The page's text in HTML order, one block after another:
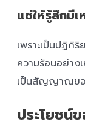
แช่ให้รู้สึกมี
เพราะเป็นปฏิกิ
ความร้อนอย่าง
เป็นสัญญาณขอ
ประโยชน์